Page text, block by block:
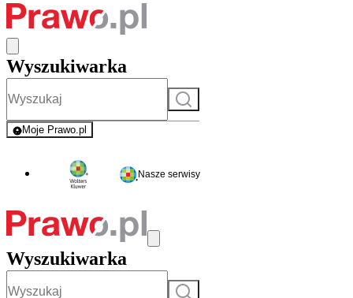
Wyszukiwarka
Szukaj
Moje Prawo.pl
- rejestracja i logowanie do serwisu
Nasze serwisy
Wyszukiwarka
Szukaj